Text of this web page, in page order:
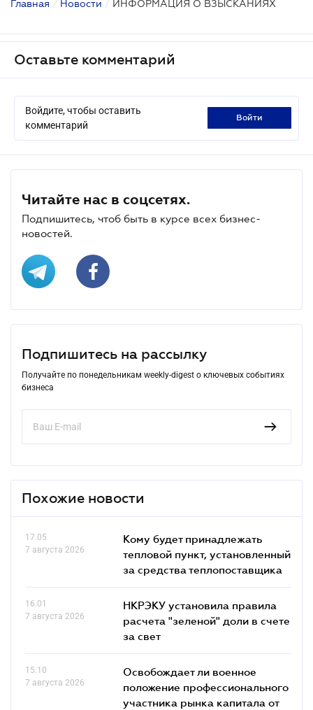
Главная / Новости / ИНФОРМАЦИЯ О ВЗЫСКАНИЯХ
Оставьте комментарий
Войдите, чтобы оставить
комментарий
войти
Читайте нас в соцсетях.
Подпишитесь, чтоб быть в курсе всех бизнес-
новостей.
Подпишитесь на рассылку
Получайте по понедельникам weekly-digest о ключевых событиях
бизнеса
Похожие новости
17.05
7 августа 2026
Кому будет принадлежать
тепловой пункт, установленный
за средства теплопоставщика
16.01
7 августа 2026
НКРЭКУ установила правила
расчета "зеленой" доли в счете
за свет
15.10
7 августа 2026
Освобождает ли военное
положение профессионального
участника рынка капитала от